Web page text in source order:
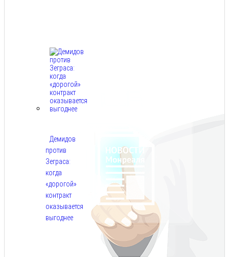
Демидов
против
Зеграса:
когда
«дорогой»
контракт
оказывается
выгоднее